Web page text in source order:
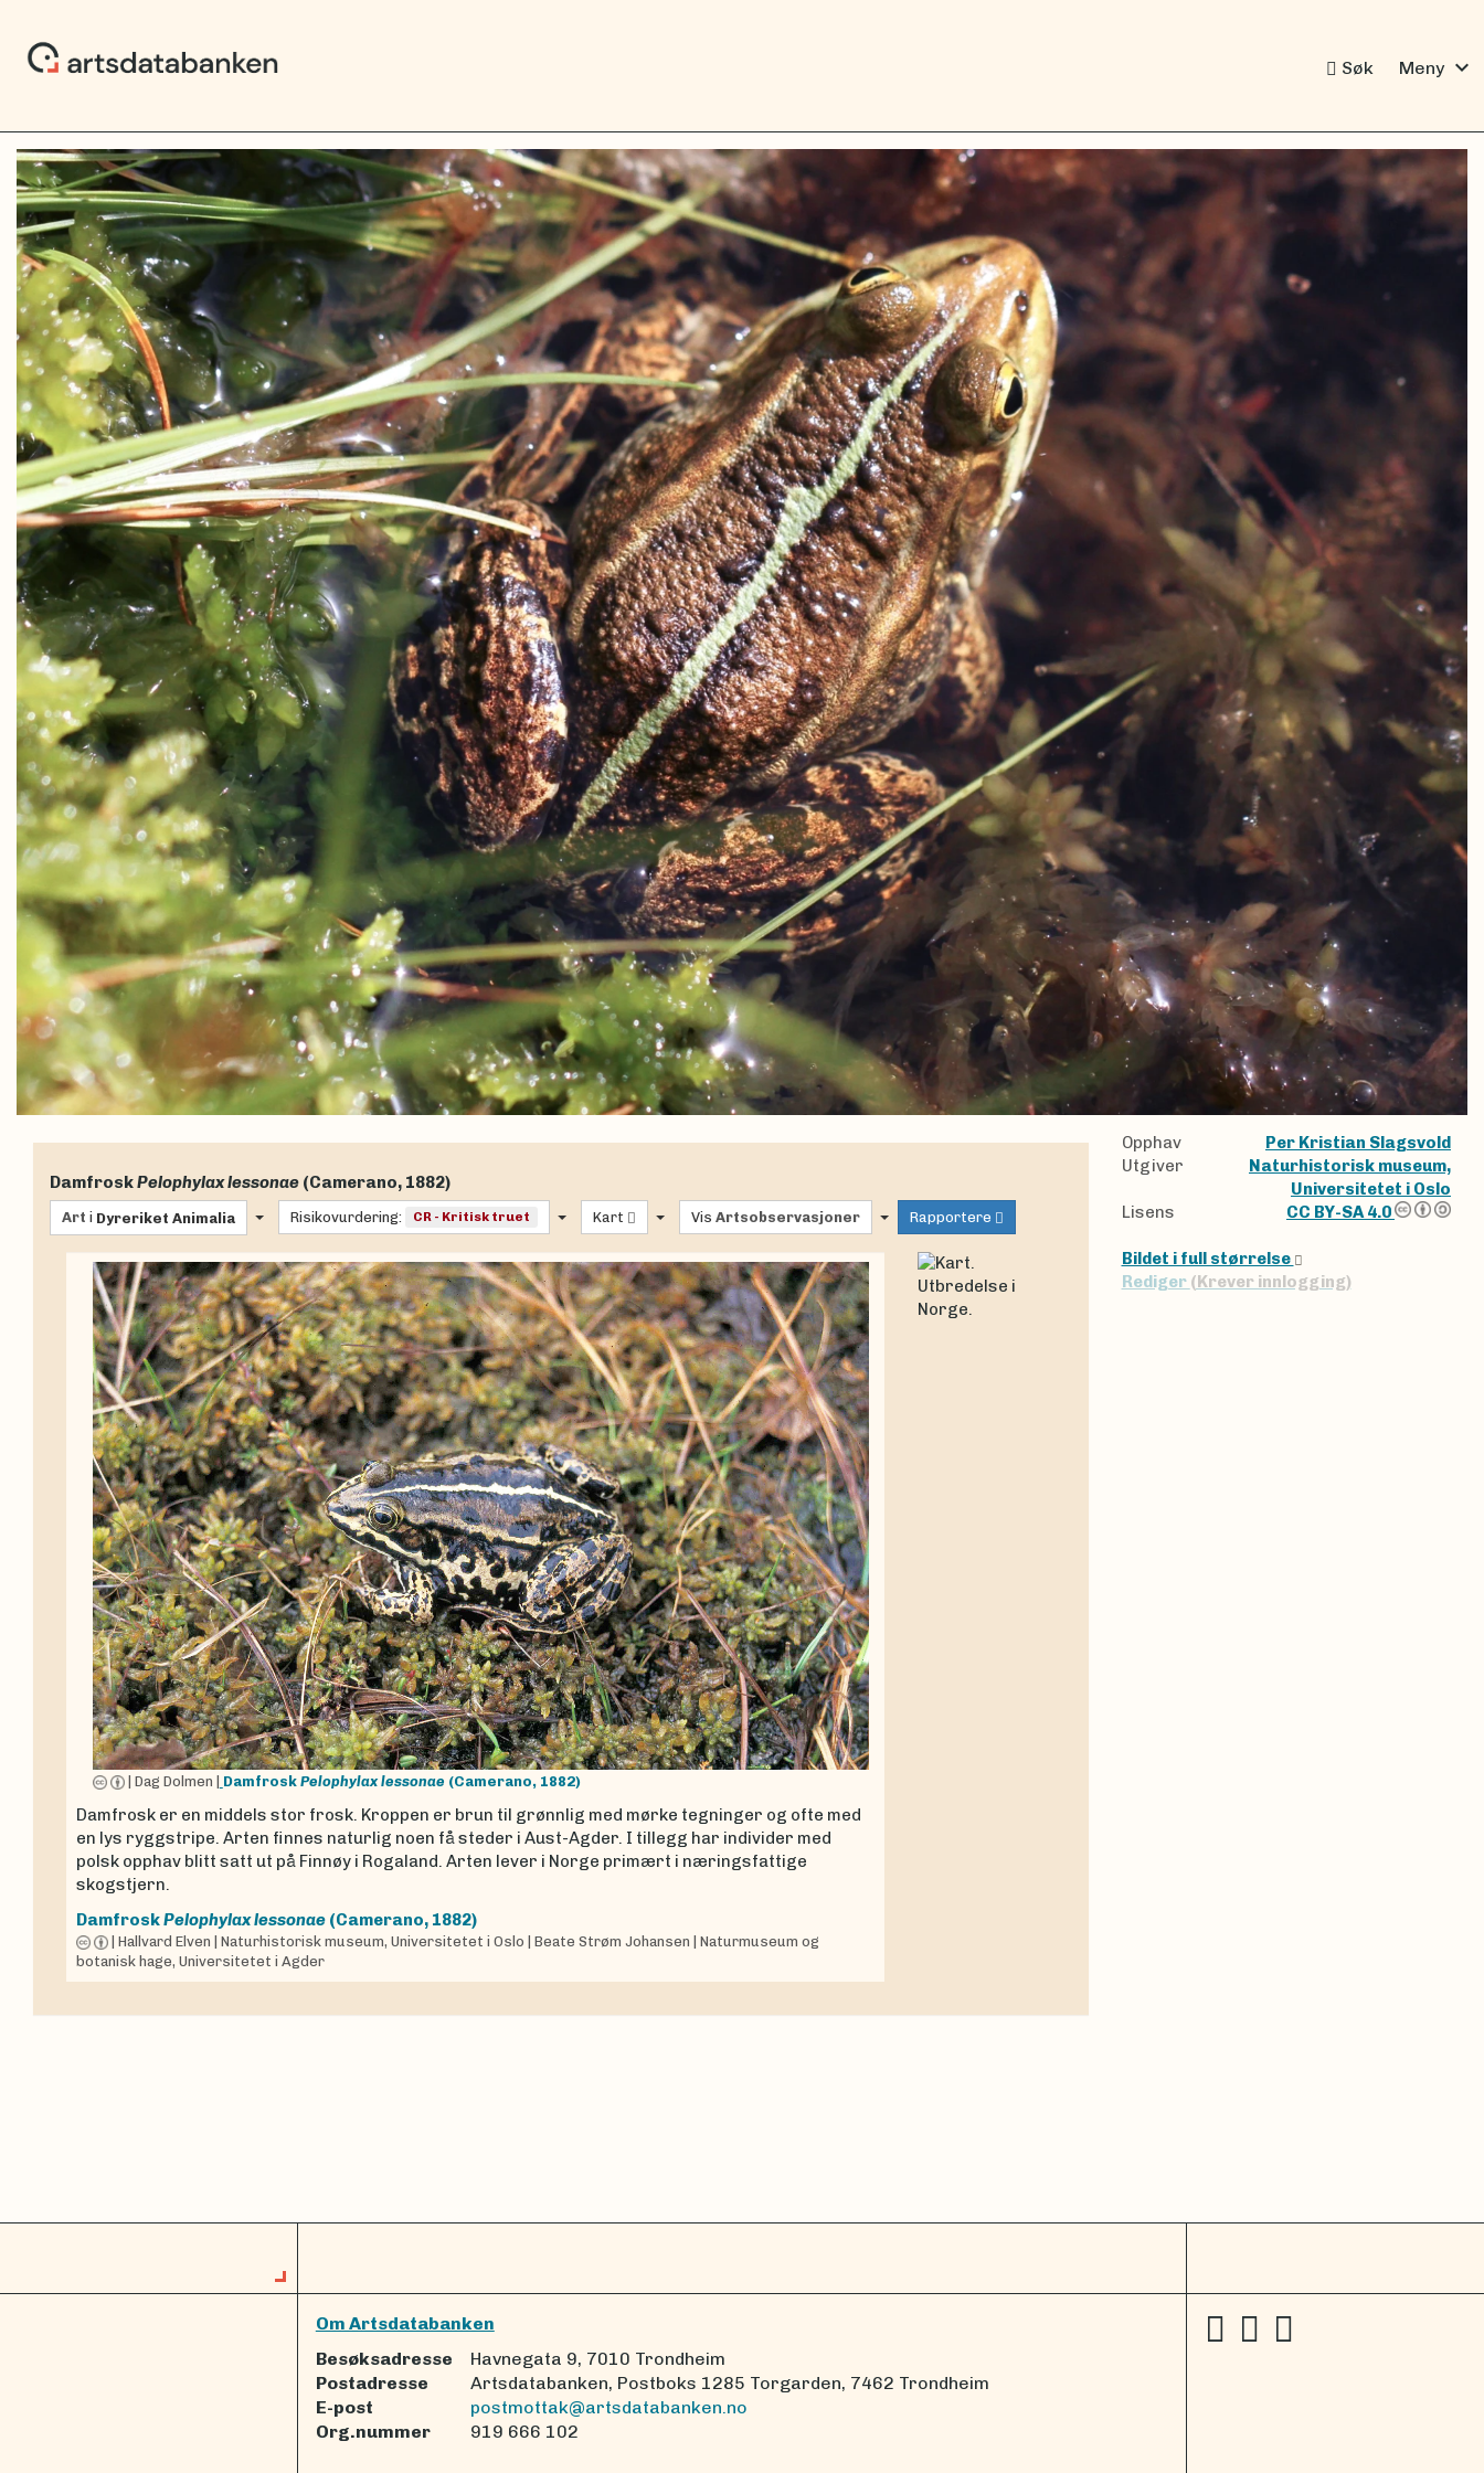
Søk Meny expand_more
DamfroskPelophylax lessonae (Camerano, 1882)
Art i Dyreriket Animalia Risikovurdering: CR - Kritisk truet Kart VisArtsobservasjoner Rapportere
| Dag Dolmen | Damfrosk Pelophylax lessonae (Camerano, 1882)
Damfrosk er en middels stor frosk. Kroppen er brun til grønnlig med mørke tegninger og ofte med
en lys ryggstripe. Arten finnes naturlig noen få steder i Aust-Agder. I tillegg har individer med
polsk opphav blitt satt ut på Finnøy i Rogaland. Arten lever i Norge primært i næringsfattige
skogstjern.
DamfroskPelophylax lessonae (Camerano, 1882)
Hallvard Elven Naturhistorisk museum, Universitetet i Oslo Beate Strøm Johansen
Naturmuseum og
botanisk hage, Universitetet i Agder
Opphav
Per Kristian Slagsvold
Utgiver
Naturhistorisk museum,
Universitetet i Oslo
Lisens
CC BY-SA 4.0
Bildet i full størrelse
Rediger (Krever innlogging)
Om Artsdatabanken
Besøksadresse
Havnegata 9, 7010 Trondheim
Postadresse
Artsdatabanken, Postboks 1285 Torgarden, 7462 Trondheim
E-post
postmottak@artsdatabanken.no
Org.nummer
919 666 102